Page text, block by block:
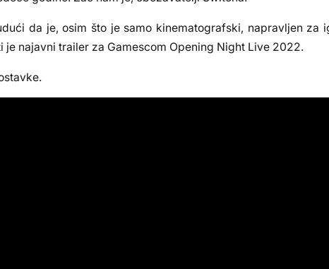
da je, osim što je samo kinematografski, napravljen za
najavni trailer za Gamescom Opening Night Live 2022.